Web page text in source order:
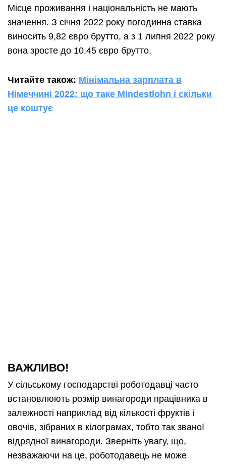
Місце проживання і національність не мають
значення. З січня 2022 року погодинна ставка
виносить 9,82 євро брутто, а з 1 липня 2022 року
вона зросте до 10,45 євро брутто.
Читайте також: Мінімальна зарплата в
Німеччині 2022: що таке Mindestlohn і скільки
це коштує
ВАЖЛИВО!
У сільському господарстві роботодавці часто
встановлюють розмір винагороди працівника в
залежності наприклад від кількості фруктів і
овочів, зібраних в кілограмах, тобто так званої
відрядної винагороди. Зверніть увагу, що,
незважаючи на це, роботодавець не може